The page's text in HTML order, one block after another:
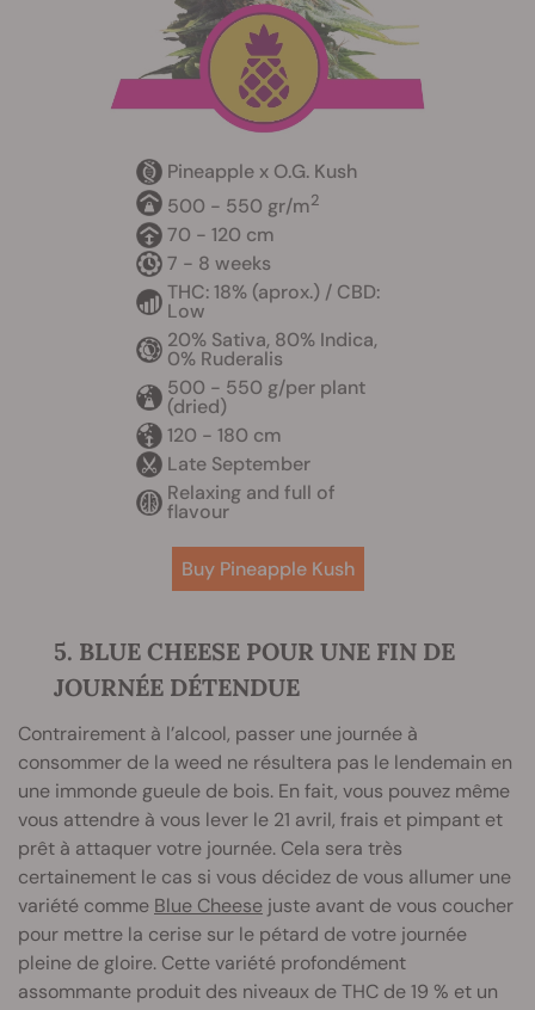
Pineapple x O.G. Kush
500 - 550 gr/m2
70 - 120 cm
7 - 8 weeks
THC: 18% (aprox.) / CBD:
Low
20% Sativa, 80% Indica,
0% Ruderalis
500 - 550 g/per plant
(dried)
120 - 180 cm
Late September
Relaxing and full of
flavour
Buy Pineapple Kush
5. BLUE CHEESE POUR UNE FIN DE
JOURNÉE DÉTENDUE
Contrairement à l’alcool, passer une journée à
consommer de la weed ne résultera pas le lendemain en
une immonde gueule de bois. En fait, vous pouvez même
vous attendre à vous lever le 21 avril, frais et pimpant et
prêt à attaquer votre journée. Cela sera très
certainement le cas si vous décidez de vous allumer une
variété comme Blue Cheese juste avant de vous coucher
pour mettre la cerise sur le pétard de votre journée
pleine de gloire. Cette variété profondément
assommante produit des niveaux de THC de 19 % et un